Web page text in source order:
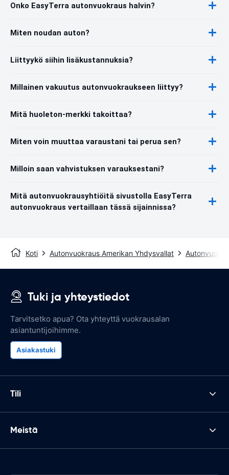
Onko EasyTerra autonvuokraus halvin?
Miten noudan auton?
Liittyykö siihin lisäkustannuksia?
Millainen vakuutus autonvuokraukseen liittyy?
Mitä huoleton-merkki takoittaa?
Miten voin muuttaa varaustani tai perua sen?
Milloin saan vahvistuksen varauksestani?
Mitä autonvuokrausyhtiöitä sivustolla EasyTerra
autonvuokraus vertaillaan tässä sijainnissa?
Koti Autonvuokraus Amerikan Yhdysvallat
Tuki ja yhteystiedot
Tarvitsetko apua? Ota yhteyttä vuokrausalan
asiantuntijoihimme.
Asiakastuki
Tili
Meistä